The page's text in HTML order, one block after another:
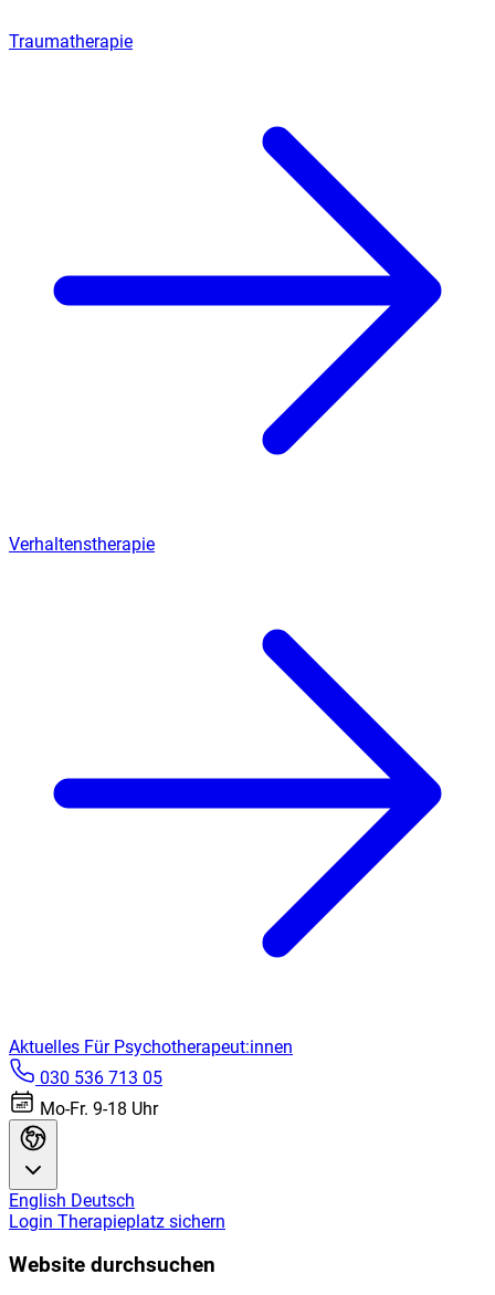
Traumatherapie
Verhaltenstherapie
Aktuelles Für Psychotherapeut:innen
030 536 713 05
Mo-Fr. 9-18 Uhr
English Deutsch
Login Therapieplatz sichern
Website durchsuchen